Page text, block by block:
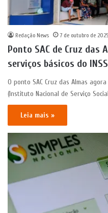
Redação News 7 de outubro de 2025
Ponto SAC de Cruz das
serviços básicos do
O ponto SAC Cruz das Almas
(Instituto Nacional de Serviço
Leia mais »